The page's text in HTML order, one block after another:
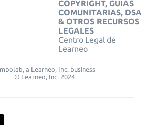
COPYRIGHT, GUÍAS
COMUNITARIAS, DSA
& OTROS RECURSOS
LEGALES
Centro Legal de
Learneo
a Learneo, Inc. business
© Learneo, Inc. 2024